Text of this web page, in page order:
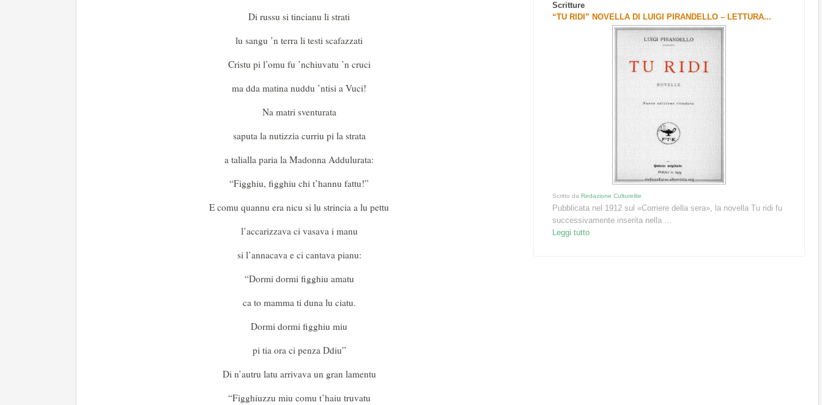
Di russu si tincianu li strati
lu sangu ’n terra li testi scafazzati
Cristu pi l’omu fu ’nchiuvatu ’n cruci
ma dda matina nuddu ’ntisi a Vuci!
Na matri sventurata
saputa la nutizzia curriu pi la strata
a talialla paria la Madonna Addulurata:
“Figghiu, figghiu chi t’hannu fattu!”
E comu quannu era nicu si lu strincia a lu pettu
l’accarizzava ci vasava i manu
si l’annacava e ci cantava pianu:
“Dormi dormi figghiu amatu
ca to mamma ti duna lu ciatu.
Dormi dormi figghiu miu
pi tia ora ci penza Ddiu”
Di n’autru latu arrivava un gran lamentu
“Figghiuzzu miu comu t’haiu truvatu
Scritture
“TU RIDI” NOVELLA DI LUIGI PIRANDELLO – LETTURA...
Scritto daRedazione Culturelite
Pubblicata nel 1912 sul «Corriere della sera», la novella Tu ridi fu
successivamente inserita nella ...
Leggi tutto